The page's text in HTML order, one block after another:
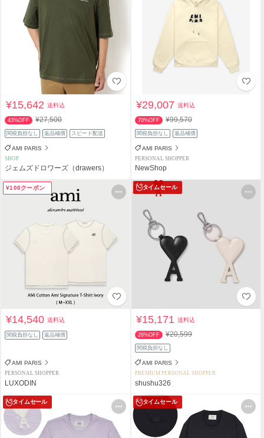
¥15,642送料込
43%OFF ¥27,500
関税負担なし 返品補償 スピード配送
AMI PARIS
SHOP
ジェムズドロワーズ（drawers）
¥29,007送料込
70%OFF ¥99,570
関税負担なし 返品補償
AMI PARIS
PERSONAL SHOPPER
NewShop
¥100クーポン
¥14,540送料込
関税負担なし 返品補償
AMI PARIS
PERSONAL SHOPPER
LUXODIN
タイムセール
¥15,171送料込
26%OFF ¥20,599
関税負担なし
AMI PARIS
PREMIUM PERSONAL SHOPPER
shushu326
タイムセール タイムセール